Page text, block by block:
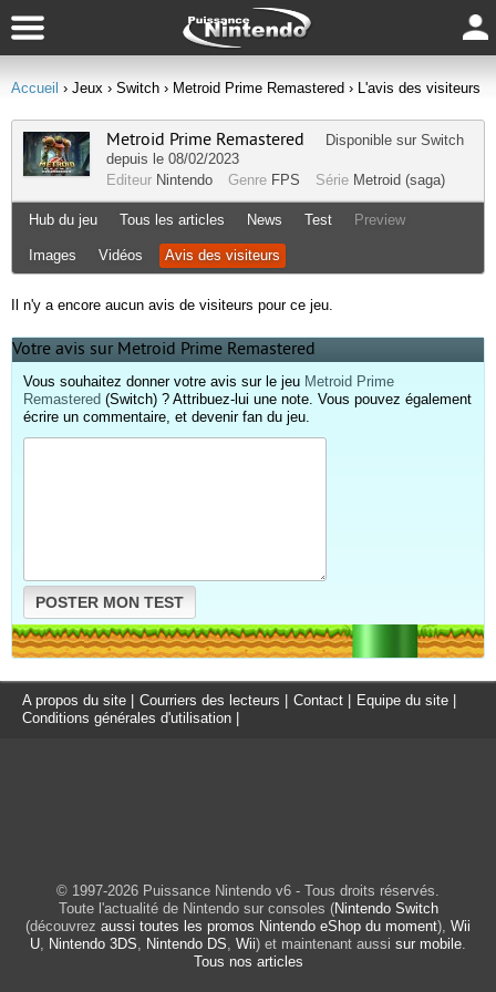
Accueil › Jeux › Switch › Metroid Prime Remastered › L'avis des visiteurs
Metroid Prime Remastered Disponible sur Switch
depuis le 08/02/2023
Editeur Nintendo Genre FPS Série Metroid (saga)
Hub du jeu Tous les articles News Test Preview
Images Vidéos Avis des visiteurs
Il n'y a encore aucun avis de visiteurs pour ce jeu.
Votre avis sur Metroid Prime Remastered
Vous souhaitez donner votre avis sur le jeu Metroid Prime
Remastered (Switch) ? Attribuez-lui une note. Vous pouvez également
écrire un commentaire, et devenir fan du jeu.
POSTER MON TEST
A propos du site Courriers des lecteurs Contact Equipe du site
Conditions générales d'utilisation
© 1997-2026 Puissance Nintendo v6 - Tous droits réservés.
Toute l'actualité de Nintendo sur consoles (Nintendo Switch
(découvrez aussi toutes les promos Nintendo eShop du moment), Wii
U, Nintendo 3DS, Nintendo DS, Wii) et maintenant aussi sur mobile.
Tous nos articles